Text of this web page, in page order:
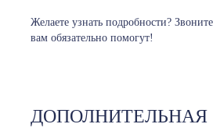
Желаете узнать подробности?
вам обязательно помогут!
ДОПОЛНИТЕЛЬНАЯ